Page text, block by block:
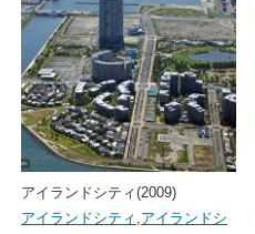
アイランドシティ(2009)
アイランドシティ ,アイランドシ